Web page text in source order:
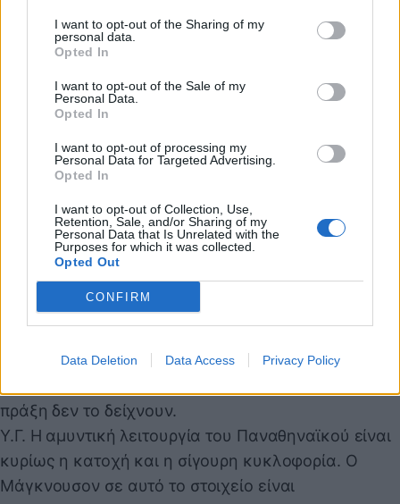
I want to opt-out of the Sharing of my
personal data.
Opted In
I want to opt-out of the Sale of my
Personal Data.
Opted In
I want to opt-out of processing my
Personal Data for Targeted Advertising.
Opted In
I want to opt-out of Collection, Use,
Retention, Sale, and/or Sharing of my
Personal Data that Is Unrelated with the
Purposes for which it was collected.
Opted Out
CONFIRM
Data Deletion Data Access Privacy Policy
έκτο ντέρμπι με τον Ολυμπιακό χωρίς να χάσει κι
όμως κάνει αυτοκριτική και ψάχνει τρόπους
βελτίωσης.
Αν υπάρχει δικαιοσύνη λοιπόν, το πρωτάθλημα
προσπάθεια, τη δουλειά, την ηθική προσέγγιση των
πραγμάτων, το σεβασμό που επιδεικνύει προς
όλους. Ακόμη κι αν ξέρει πως εκείνοι δεν σέβονται
και είναι προσβλητικοί σε πολλές περιπτώσεις.
Στο κάτω-κάτω, δεν υπάρχει λόγος τόσης
αμφισβήτησης. Έρχονται play offs, έρχονται πολλά
ντέρμπι. Αφού είναι όλοι τους τόοοοοοσο καλύτεροι
αποδείξουν στον αγωνιστικό χώρο; Στα λόγια οι
πράξη δεν το δείχνουν.
Υ.Γ. Η αμυντική λειτουργία του Παναθηναϊκού είναι
κυρίως η κατοχή και η σίγουρη κυκλοφορία. Ο
Μάγκνουσον σε αυτό το στοιχείο είναι